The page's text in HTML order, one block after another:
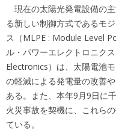
現在の太陽光発電設備の
る新しい制御方式であるモ
ス（MLPE : Module Level
ル・パワーエレクトロニク
Electronics）は、太陽電池
の軽減による発電量の改善
ある。また、本年9月9日に
火災事故を契機に、これら
ている。